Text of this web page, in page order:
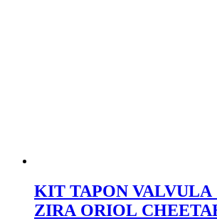
KIT TAPON VALVULA
ZIRA ORIOL